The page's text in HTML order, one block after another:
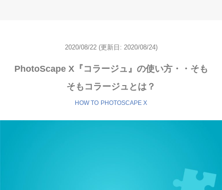
2020/08/22 (更新日: 2020/08/24)
PhotoScape X『コラージュ』の使い方・・そも
そもコラージュとは？
HOW TO PHOTOSCAPE X